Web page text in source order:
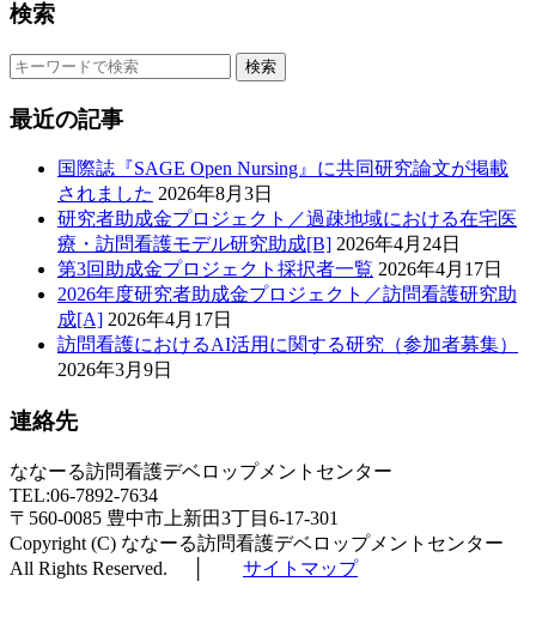
検索
検索
最近の記事
国際誌『SAGE Open Nursing』に共同研究論文が掲載
されました 2026年8月3日
研究者助成金プロジェクト／過疎地域における在宅医
療・訪問看護モデル研究助成[B] 2026年4月24日
第3回助成金プロジェクト採択者一覧 2026年4月17日
2026年度研究者助成金プロジェクト／訪問看護研究助
成[A] 2026年4月17日
訪問看護におけるAI活用に関する研究（参加者募集）
2026年3月9日
連絡先
ななーる訪問看護デベロップメントセンター
TEL:06-7892-7634
〒560-0085 豊中市上新田3丁目6-17-301
Copyright (C) ななーる訪問看護デベロップメントセンター
All Rights Reserved. │ サイトマップ